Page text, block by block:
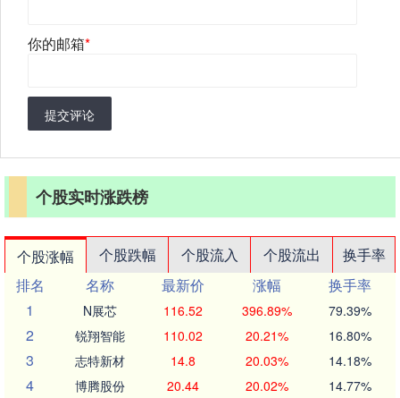
你的邮箱*
提交评论
个股实时涨跌榜
个股涨幅 个股跌幅 个股流入 个股流出
换手率
排名
名称 最新价 涨幅
换手率
1
N展芯 116.52 396.89% 79.39%
2 锐翔智能 110.02 20.21% 16.80%
3 志特新材 14.8 20.03% 14.18%
4 博腾股份 20.44 20.02% 14.77%